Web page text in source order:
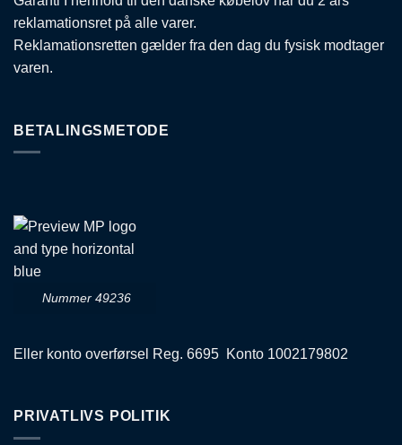
reklamationsret på alle varer.
Reklamationsretten gælder fra den dag du fysisk modtager
varen.
BETALINGSMETODE
Nummer 49236
Eller konto overførsel Reg. 6695 Konto 1002179802
PRIVATLIVS POLITIK